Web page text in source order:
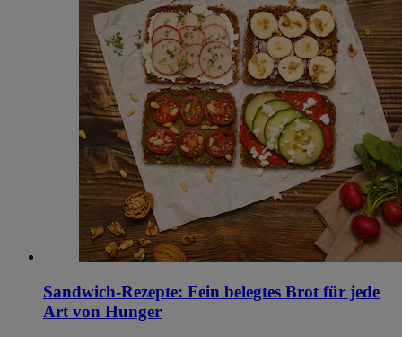
Sandwich-Rezepte: Fein belegtes Brot für jede
Art von Hunger